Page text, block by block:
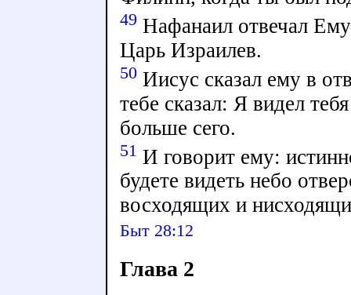
49 Нафанаил отвечал
Царь Израилев.
50Иисус сказал ему в
тебе сказал: Я видел
больше сего.
51 И говорит ему:
будете видеть небо
восходящих и
Быт 28:12
Глава 2